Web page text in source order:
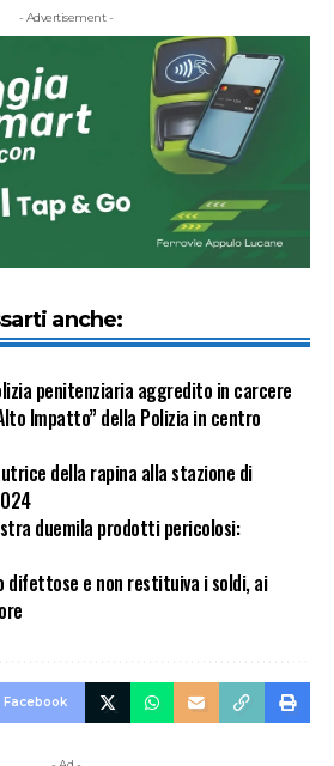
- Advertisement -
anche:
penitenziaria aggredito in carcere
Impatto” della Polizia in centro
della rapina alla stazione di
duemila prodotti pericolosi:
difettose e non restituiva i soldi, ai
Facebook